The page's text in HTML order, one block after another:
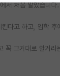
서 처음 알았습니다.
다고 하고, 입학
그거대로 할거라